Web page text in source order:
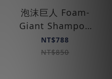
泡沫巨人 Foam­
Giant Shampoo
(PA壺.泡沫槍)
NT$788
NT$850